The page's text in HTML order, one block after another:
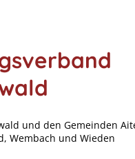
und den Gemeinden
Wembach und Wieden